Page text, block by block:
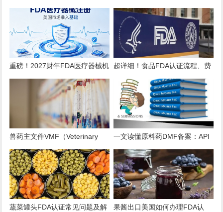
2026全品类详细清单
要多少钱？
重磅！2027财年FDA医疗器械机
构注册年费上调至 $13785！
超详细！食品FDA认证流程、费
用、时效、误区解析
兽药主文件VMF（Veterinary
Master Files）注册办理指南
一文读懂原料药DMF备案：API
出口的“身份证”与“通行证”
蔬菜罐头FDA认证常见问题及解
果酱出口美国如何办理FDA认